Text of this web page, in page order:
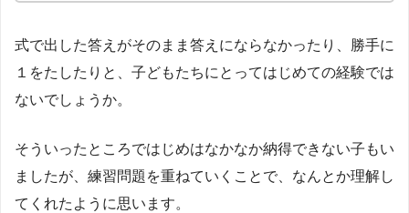
式で出した答えがそのまま答えにならなかったり、勝手に
１をたしたりと、子どもたちにとってはじめての経験では
ないでしょうか。
そういったところではじめはなかなか納得できない子もい
ましたが、練習問題を重ねていくことで、なんとか理解し
てくれたように思います。